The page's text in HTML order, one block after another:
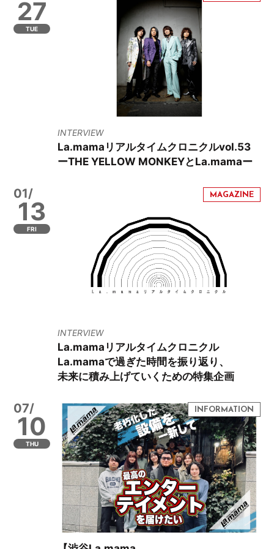
27
TUE
INTERVIEW
La.mamaリアルタイムクロニクルvol.53
ーTHE YELLOW MONKEYとLa.mamaー
01/
13
FRI
INTERVIEW
La.mamaリアルタイムクロニクル
La.mamaで過ぎた時間を振り返り、
未来に積み上げていくための特集企画
07/
10
THU